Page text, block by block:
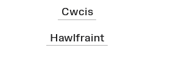
Cwcis
Hawlfraint